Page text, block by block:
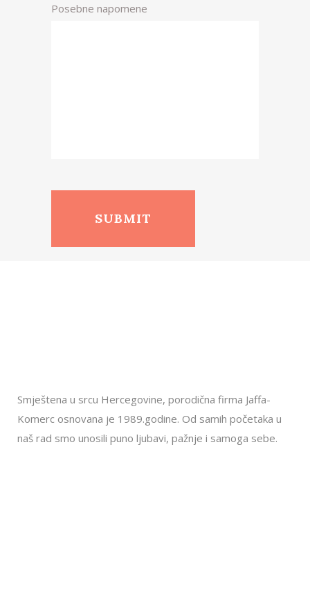
Posebne napomene
Smještena u srcu Hercegovine, porodična firma Jaffa-
Komerc osnovana je 1989.godine. Od samih početaka u
naš rad smo unosili puno ljubavi, pažnje i samoga sebe.